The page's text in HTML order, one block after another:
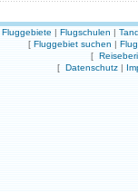
Fluggebiete | Flugschulen |
[ Fluggebiet suchen |
[
[ Datenschutz |